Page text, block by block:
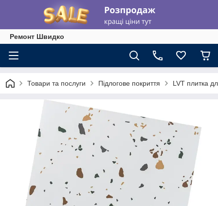
Ремонт Швидко
Товари та послуги Підлогове покриття LVT плитка